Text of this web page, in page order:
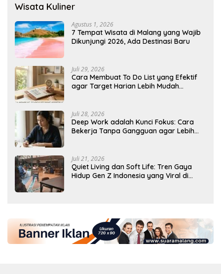
Wisata Kuliner
Agustus 1, 2026
7 Tempat Wisata di Malang yang Wajib
Dikunjungi 2026, Ada Destinasi Baru
Juli 29, 2026
Cara Membuat To Do List yang Efektif
agar Target Harian Lebih Mudah
Juli 28, 2026
Deep Work adalah Kunci Fokus: Cara
Bekerja Tanpa Gangguan agar Lebih
Juli 21, 2026
Quiet Living dan Soft Life: Tren Gaya
Hidup Gen Z Indonesia yang Viral di